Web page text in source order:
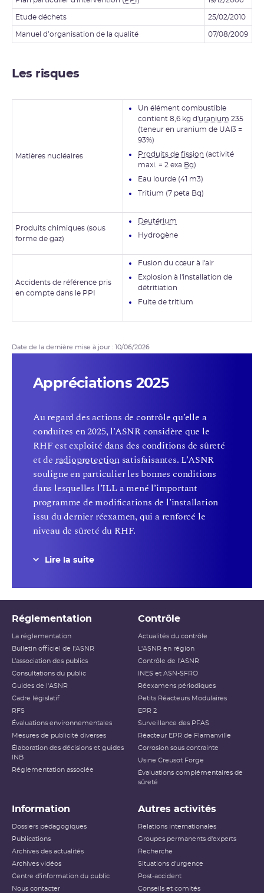
Etude déchets 25/02/2010
Manuel d’organisation de la qualité 07/08/2009
Les risques
Matières nucléaires
Un élément combustible
contient 8,6 kg d'uranium 235
(teneur en uranium de UAl3 =
93%)
Produits de fission (activité
maxi. = 2 exa Bq)
Eau lourde (41 m3)
Tritium (7 peta Bq)
Produits chimiques (sous
forme de gaz)
Deutérium
Hydrogène
Accidents de référence pris
en compte dans le PPI
Fusion du cœur à l'air
Explosion à l'installation de
détritiation
Fuite de tritium
Date de la dernière mise à jour : 10/06/2026
Appréciations 2025
Au regard des actions de contrôle qu’elle a
conduites en 2025, l’ASNR considère que le
RHF est exploité dans des conditions de sûreté
et deradioprotectionsatisfaisantes. L’ASNR
souligne en particulier les bonnes conditions
dans lesquelles l’ILL a mené l’important
programme de modifications de l’installation
issu du dernier réexamen, qui a renforcé le
niveau de sûreté du RHF.
Lire la suite
Réglementation
La réglementation
Bulletin officiel de l'ASNR
L’association des publics
Consultations du public
Guides de l'ASNR
Cadre législatif
RFS
Évaluations environnementales
Mesures de publicité diverses
Élaboration des décisions et guides
INB
Réglementation associée
Contrôle
Actualités du contrôle
L'ASNR en région
Contrôle de l'ASNR
INES et ASN-SFRO
Réexamens périodiques
Petits Réacteurs Modulaires
EPR 2
Surveillance des PFAS
Réacteur EPR de Flamanville
Corrosion sous contrainte
Usine Creusot Forge
Évaluations complémentaires de
sûreté
Information
Dossiers pédagogiques
Publications
Archives des actualités
Archives vidéos
Centre d'information du public
Nous contacter
Autres activités
Relations internationales
Groupes permanents d'experts
Recherche
Situations d'urgence
Post-accident
Conseils et comités